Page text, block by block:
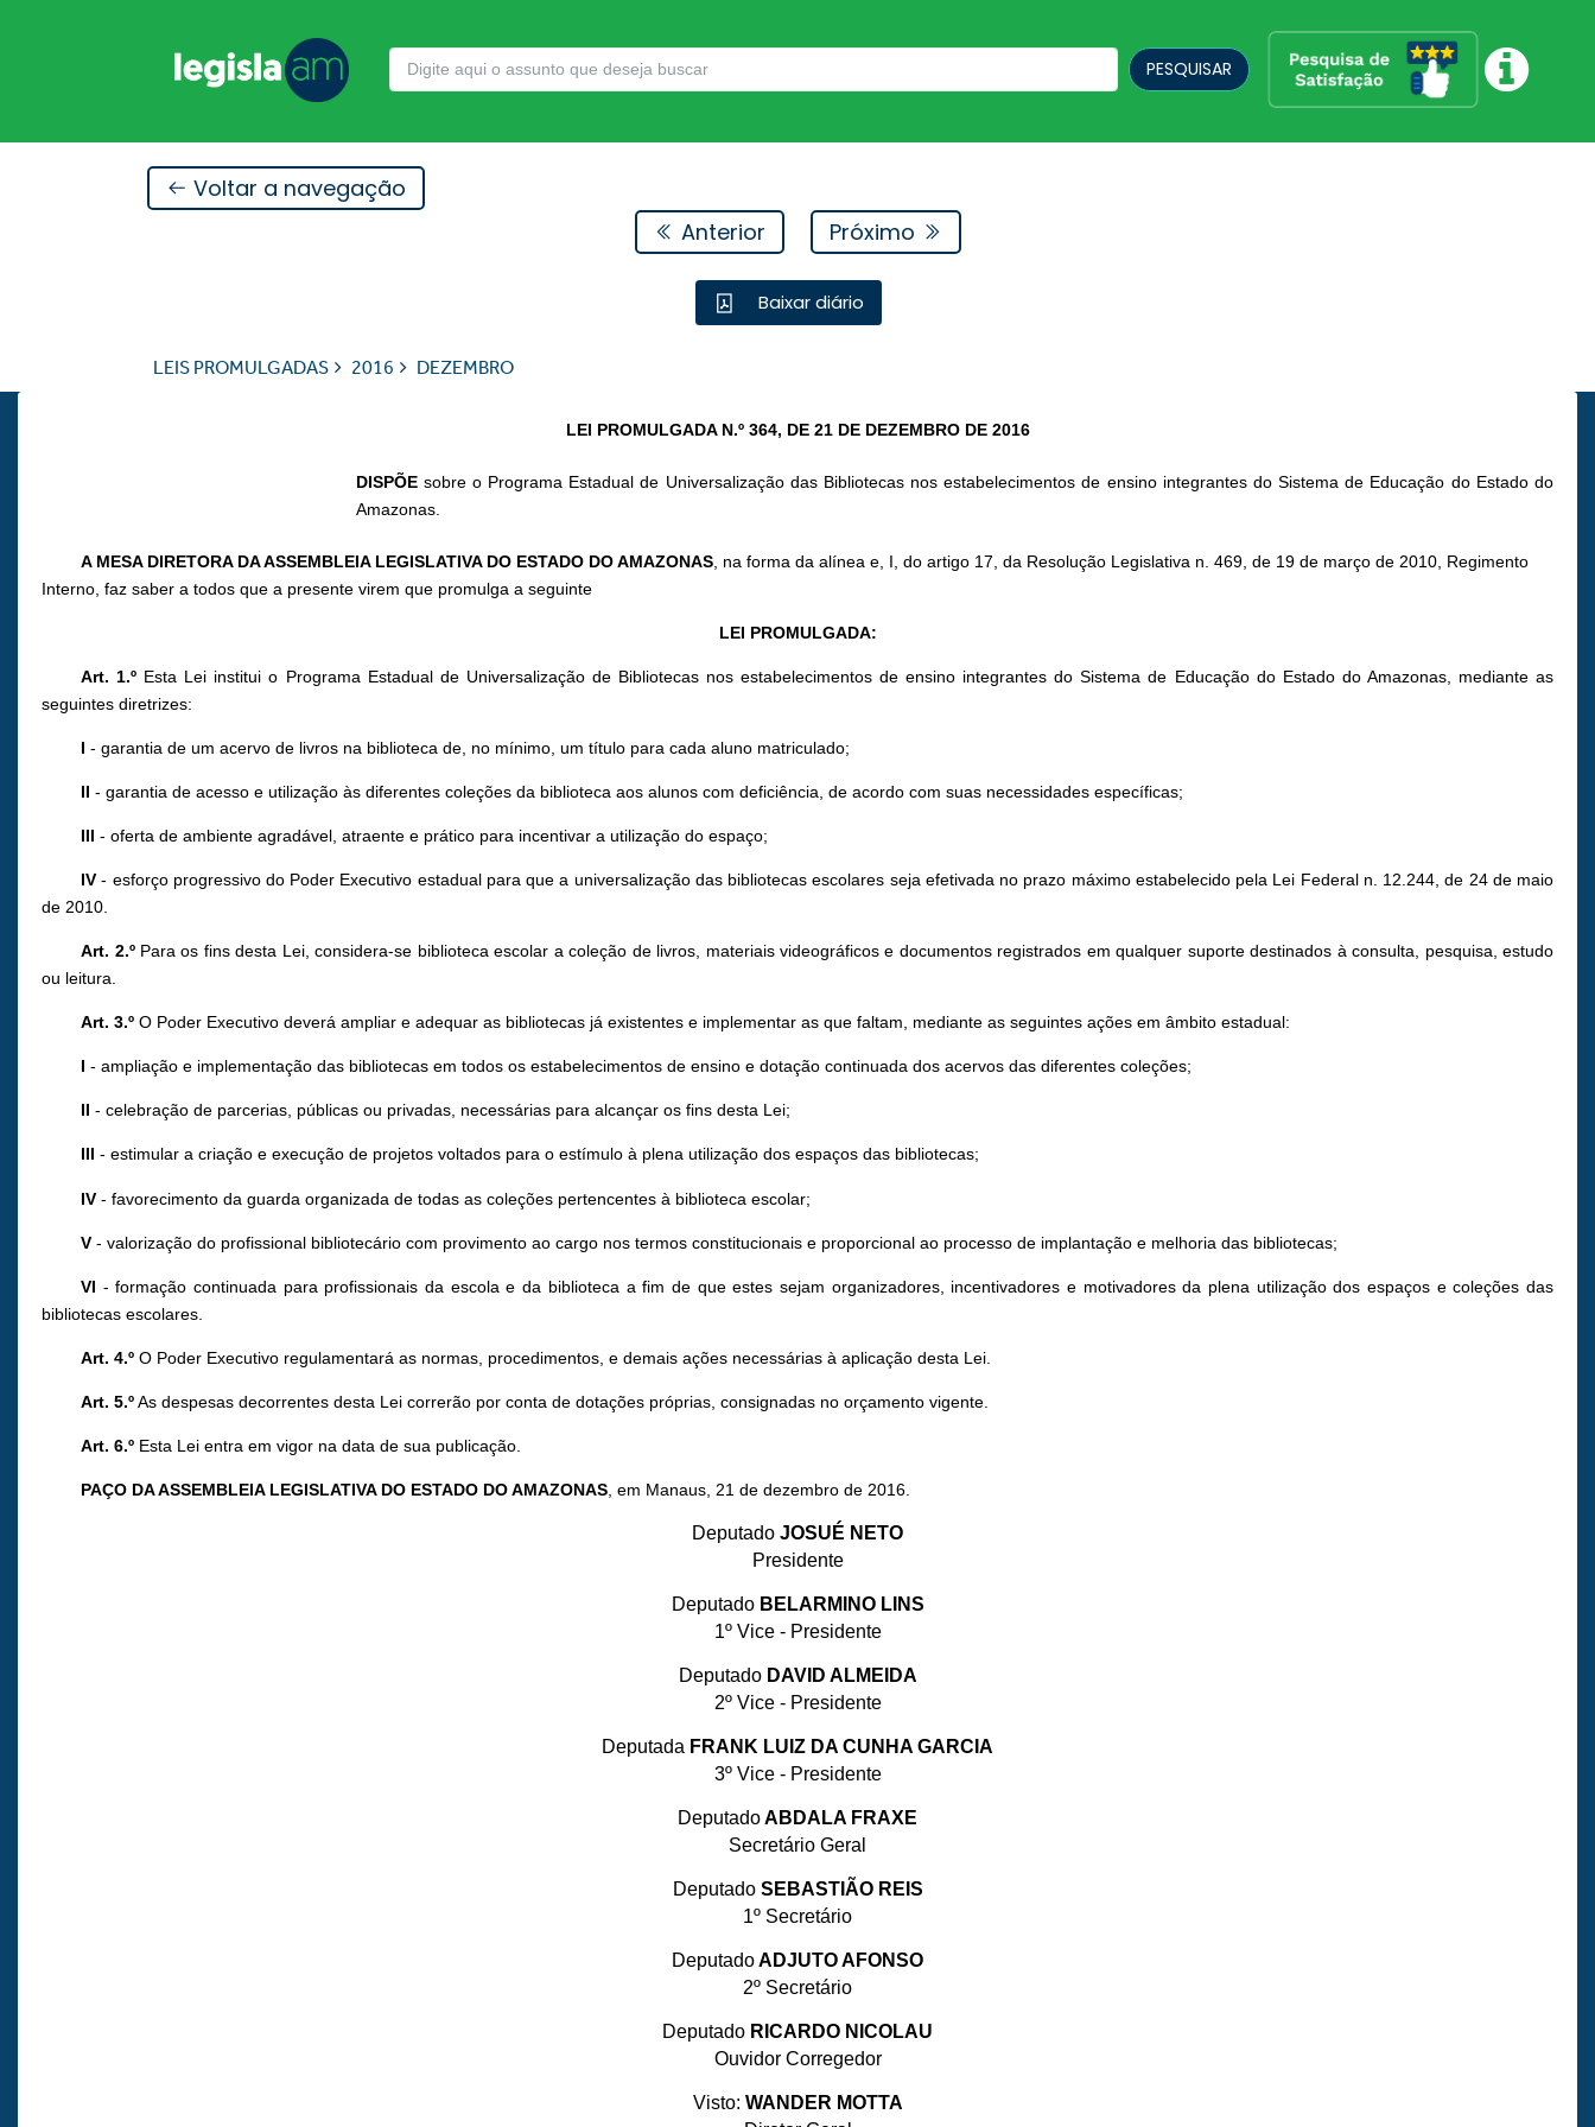
PESQUISAR
Voltar a navegação
Anterior
Próximo
Baixar diário
LEIS PROMULGADAS 2016 DEZEMBRO
LEI PROMULGADA N.º 364, DE 21 DE DEZEMBRO DE 2016
DISPÕE sobre o Programa Estadual de Universalização das Bibliotecas nos estabelecimentos de ensino integrantes do Sistema de Educação do Estado do
Amazonas.
A MESA DIRETORA DA ASSEMBLEIA LEGISLATIVA DO ESTADO DO AMAZONAS , na forma da alínea e, I, do artigo 17, da Resolução Legislativa n. 469, de 19 de março de 2010, Regimento
Interno, faz saber a todos que a presente virem que promulga a seguinte
LEI PROMULGADA:
Art. 1.º Esta Lei institui o Programa Estadual de Universalização de Bibliotecas nos estabelecimentos de ensino integrantes do Sistema de Educação do Estado do Amazonas, mediante as
seguintes diretrizes:
I - garantia de um acervo de livros na biblioteca de, no mínimo, um título para cada aluno matriculado;
II - garantia de acesso e utilização às diferentes coleções da biblioteca aos alunos com deficiência, de acordo com suas necessidades específicas;
III - oferta de ambiente agradável, atraente e prático para incentivar a utilização do espaço;
IV - esforço progressivo do Poder Executivo estadual para que a universalização das bibliotecas escolares seja efetivada no prazo máximo estabelecido pela Lei Federal n. 12.244, de 24 de maio
de 2010.
Art. 2.ºPara os fins desta Lei, considera-se biblioteca escolar a coleção de livros, materiais videográficos e documentos registrados em qualquer suporte destinados à consulta, pesquisa, estudo
ou leitura.
Art. 3.º O Poder Executivo deverá ampliar e adequar as bibliotecas já existentes e implementar as que faltam, mediante as seguintes ações em âmbito estadual:
I - ampliação e implementação das bibliotecas em todos os estabelecimentos de ensino e dotação continuada dos acervos das diferentes coleções;
II - celebração de parcerias, públicas ou privadas, necessárias para alcançar os fins desta Lei;
III - estimular a criação e execução de projetos voltados para o estímulo à plena utilização dos espaços das bibliotecas;
IV - favorecimento da guarda organizada de todas as coleções pertencentes à biblioteca escolar;
V - valorização do profissional bibliotecário com provimento ao cargo nos termos constitucionais e proporcional ao processo de implantação e melhoria das bibliotecas;
VI - formação continuada para profissionais da escola e da biblioteca a fim de que estes sejam organizadores, incentivadores e motivadores da plena utilização dos espaços e coleções das
bibliotecas escolares.
Art. 4.º O Poder Executivo regulamentará as normas, procedimentos, e demais ações necessárias à aplicação desta Lei.
Art. 5.ºAs despesas decorrentes desta Lei correrão por conta de dotações próprias, consignadas no orçamento vigente.
Art. 6.º Esta Lei entra em vigor na data de sua publicação.
PAÇO DA ASSEMBLEIA LEGISLATIVA DO ESTADO DO AMAZONAS , em Manaus, 21 de dezembro de 2016.
Deputado JOSUÉ NETO
Presidente
DeputadoBELARMINO LINS
1º Vice - Presidente
DeputadoDAVID ALMEIDA
2º Vice - Presidente
Deputada FRANK LUIZ DA CUNHA GARCIA
3º Vice - Presidente
DeputadoABDALA FRAXE
Secretário Geral
DeputadoSEBASTIÃO REIS
1º Secretário
DeputadoADJUTO AFONSO
2º Secretário
Deputado RICARDO NICOLAU
Ouvidor Corregedor
Visto: WANDER MOTTA